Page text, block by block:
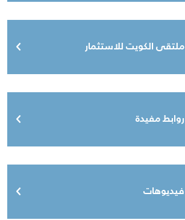
ملتقى الكويت للاستثمار
روابط مفيدة
فيديوهات